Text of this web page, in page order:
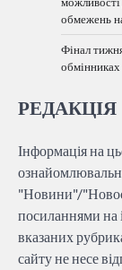
обмежень
Фінал
РЕДАКЦІЯ
Інформація на
"Новини"/
посиланнями на
вказаних
сайту не несе